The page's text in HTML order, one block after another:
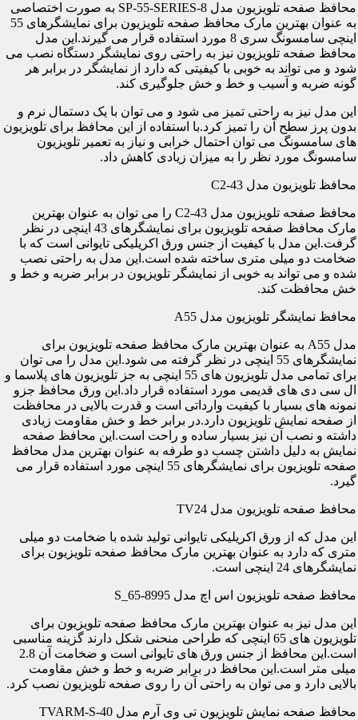
محافظ صفحه تلویزیون مدل SP-55-SERIES-8 به صورت اختصاصی
به عنوان بهترین مارک محافظ صفحه تلویزیون برای نمایشگرهای 55
اینچی سامسونگ سری 8 مورد استفاده قرار می گیرند.این مدل
محافظ صفحه تلویزیون نیز به راحتی روی نمایشگر دستگاه نصب می
شود و می تواند به خوبی با کیفیتی که دارد از نمایشگر در برابر هر
گونه ضربه و آسیب و خط و خش جلوگیری کند.
این مدل نیز به راحتی تمیز می شود و می توان با یک دستمال نرم و
بدون پرز سطح آن را تمیز کرد.با استفاده از این محافظ برای تلویزیون
های سامسونگ می توان احتمال خرابی و نیاز به تعمیر تلویزیون
سامسونگ مورد نظر را به میزان زیادی کاهش داد.
محافظ تلویزیون مدل C2-43
محافظ صفحه تلویزیون مدل C2-43 را می توان به عنوان بهترین
مارک محافظ صفحه تلویزیون برای نمایشگرهای 43 اینچی در نظر
گرفت.این مدل با کیفیت از جنس ورق اکریلیکی تایوانی است که با
ضخامت دو میلی متری ساخته شده است.این مدل به راحتی نصب
شده و می تواند به خوبی از نمایشگر تلویزیون در برابر ضربه و خط و
خش محافظت کند.
محافظ نمایشگر تلویزیون مدل A55
مدل A55 به عنوان بهترین مارک محافظ صفحه تلویزیون برای
نمایشگرهای 55 اینچی در نظر گرفته می شود.این مدل را می توان
برای تمامی مدل تلویزیون های 55 اینچی به جز تلویزیون های پلاسما و
ال سی دی های قدیمی مورد استفاده قرار داد.این ورق محافظ جزو
نمونه های بسیار با کیفیت وارداتی است و قدرت بالایی در محافظت
از صفحه نمایش تلویزیون دارد.در برابر خط و خش مقاومت زیادی
داشته و نصب آن نیز بسیار ساده و راحت است.این محافظ صفحه
نمایش به دلیل داشتن چسب دو طرفه به عنوان بهترین مدل محافظ
صفحه تلویزیون برای نمایشگرهای 55 اینچی مورد استفاده قرار می
گیرد.
محافظ صفحه تلویزیون مدل TV24
این مدل که از ورق اکریلیکی تایوانی تولید شده با ضخامت دو میلی
متری که دارد به عنوان بهترین مارک محافظ صفحه تلویزیون برای
نمایشگرهای 24 اینچی است.
محافظ صفحه تلویزیون اس اچ مدل S_65-8995
این مدل نیز به عنوان بهترین مارک محافظ صفحه تلویزیون برای
تلویزیون های 65 اینچی که طراحی منحنی شکل دارند گزینه مناسبی
است.این محافظ از جنس ورق های تایوانی است و ضخامت آن 2.8
میلی متر است.این محافظ در برابر ضربه و خط و خش مقاومت
بالایی دارد و می توان به راحتی آن را روی صفحه تلویزیون نصب کرد.
محافظ صفحه نمایش تلویزیون تی وی آرم مدل TVARM-S-40